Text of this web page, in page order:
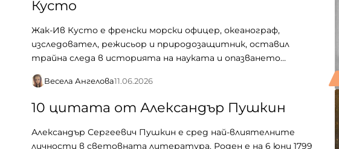
Кусто
Жак-Ив Кусто е френски морски офицер, океанограф,
изследовател, режисьор и природозащитник, оставил
трайна следа в историята на науката и опазването…
Весела Ангелова11.06.2026
10 цитата от Александър Пушкин
Александър Сергеевич Пушкин е сред най-влиятелните
личности в световната литература. Роден е на 6 юни 1799